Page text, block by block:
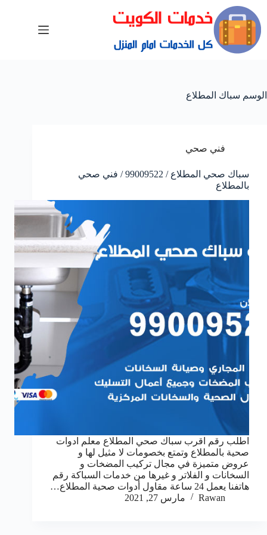
الوسم سباك المطلاع
فني صحي
سباك صحي المطلاع / 99009522 / فني صحي
بالمطلاع
اطلب رقم اقرب سباك صحي المطلاع معلم ادوات
صحية بالمطلاع وتمتع بخصومات لا مثيل لها و
عروض متميزة في مجال تركيب المضخات و
السخانات و الفلاتر و غيرها من خدمات السباكة رقم
هاتفنا يعمل 24 ساعة مقاول أدوات صحية المطلاع…
Rawan
مارس 27, 2021